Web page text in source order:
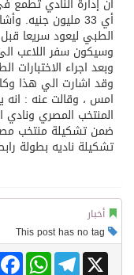
كسوة الكعبة
أي 33 مليون
الطبي ليعود سريعا
وسيكون سفر اللاعب
وبعد اجراء الاختبارات
وقد اشارت الي هذا
امس ، وقالت عنه : انه
المنتخب المصري
تشكيلة ناديه بطولة
أخبار
WhatsAppTelegram X